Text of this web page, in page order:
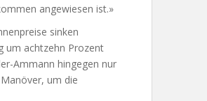
angewiesen ist.»
sinken
um achtzehn Prozent
Ammann hingegen nur
um die